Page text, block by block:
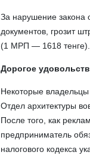
За нарушение
документов, грозит
(1 МРП — 1618 тенге).
Дорогое
Некоторые
Отдел архитектуры
После того, как
предприниматель
налогового кодекса